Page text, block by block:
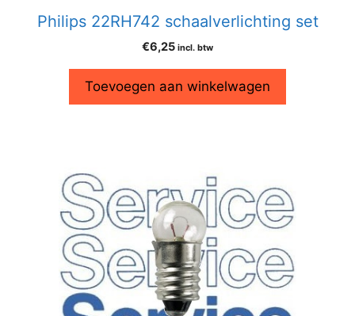
Philips 22RH742 schaalverlichting set
€6,25 incl. btw
Toevoegen aan winkelwagen